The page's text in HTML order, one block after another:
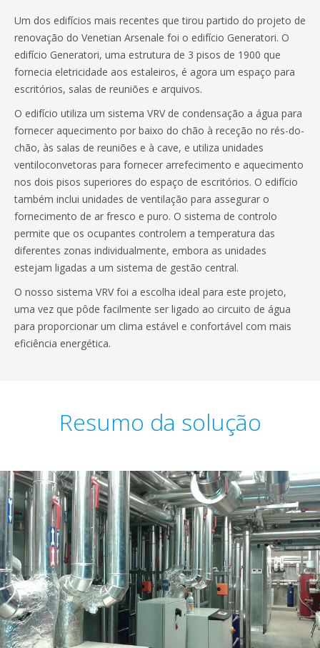
Um dos edifícios mais recentes que tirou partido do projeto de
renovação do Venetian Arsenale foi o edifício Generatori. O
edifício Generatori, uma estrutura de 3 pisos de 1900 que
fornecia eletricidade aos estaleiros, é agora um espaço para
escritórios, salas de reuniões e arquivos.
O edifício utiliza um sistema VRV de condensação a água para
fornecer aquecimento por baixo do chão à receção no rés-do-
chão, às salas de reuniões e à cave, e utiliza unidades
ventiloconvetoras para fornecer arrefecimento e aquecimento
nos dois pisos superiores do espaço de escritórios. O edifício
também inclui unidades de ventilação para assegurar o
fornecimento de ar fresco e puro. O sistema de controlo
permite que os ocupantes controlem a temperatura das
diferentes zonas individualmente, embora as unidades
estejam ligadas a um sistema de gestão central.
O nosso sistema VRV foi a escolha ideal para este projeto,
uma vez que pôde facilmente ser ligado ao circuito de água
para proporcionar um clima estável e confortável com mais
eficiência energética.
Resumo da solução